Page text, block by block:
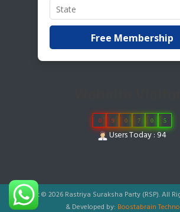
Free Membership
0 9 0 7 0 5
Users Today : 94
Copyright © 2026 Rastriya Suraksha Party (RSP). All
& Developed by: Boostabrain